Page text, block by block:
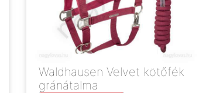
Waldhausen Velvet kötőfék
gránátalma